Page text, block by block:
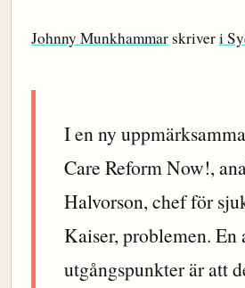
Johnny Munkhammarskriveri
I en ny
Care Reform Now!,
Halvorson, chef för
Kaiser, problemen. En
utgångspunkter är att